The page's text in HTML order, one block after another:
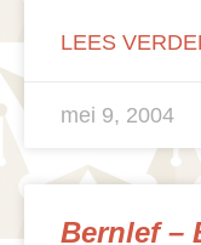
LEES
mei 9, 2004
Bernlef –